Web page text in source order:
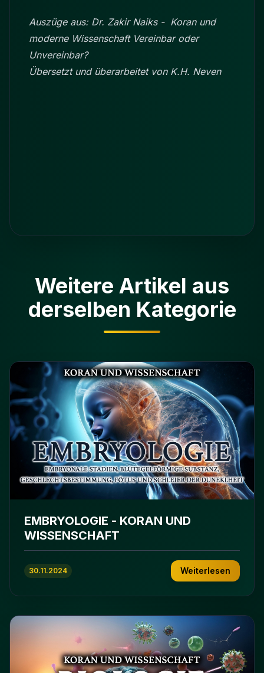
Auszüge aus: Dr. Zakir Naiks - Koran und
moderne Wissenschaft Vereinbar oder
Unvereinbar?
Übersetzt und überarbeitet von K.H. Neven
Weitere Artikel aus
derselben Kategorie
EMBRYOLOGIE - KORAN UND
WISSENSCHAFT
30.11.2024 Weiterlesen